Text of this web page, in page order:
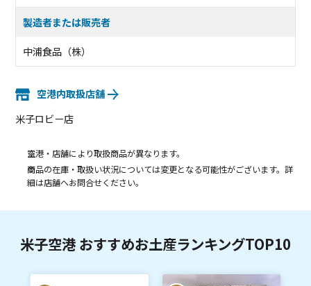
製造者または販売者
中浦食品（株）
空港内取扱店舗
米子ロビー店
空港・店舗により取扱商品が異なります。
商品の在庫・取扱い状況については変更となる可能性がございます。詳
細は店舗へお問合せください。
米子空港 おすすめお土産ランキングTOP10